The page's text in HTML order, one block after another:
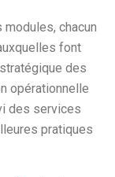
chacun
font
des
opérationnelle
des services
pratiques